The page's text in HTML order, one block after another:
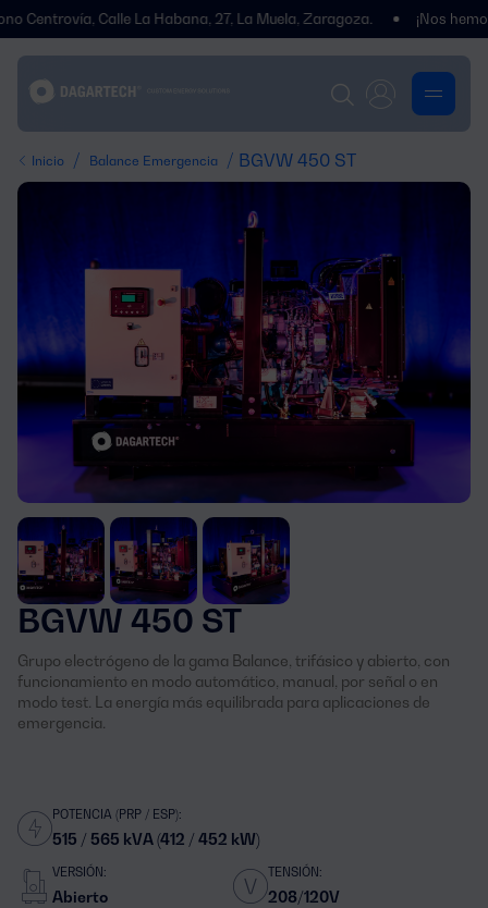
Calle La Habana, 27, La Muela, Zaragoza. ¡Nos hemos
Inicio / Balance Emergencia / BGVW 450 ST
BGVW 450 ST
Grupo electrógeno de la gama Balance, trifásico y abierto, con
funcionamiento en modo automático, manual, por señal o en
modo test. La energía más equilibrada para aplicaciones de
emergencia.
POTENCIA (PRP / ESP):
515 / 565 kVA (412 / 452 kW)
VERSIÓN:
Abierto
TENSIÓN:
208/120V